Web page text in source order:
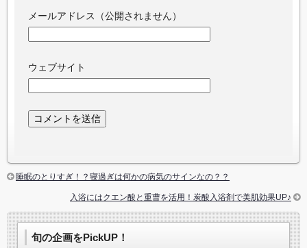
メールアドレス（公開されません）
ウェブサイト
睡眠のとりすぎ！？寝過ぎは何かの病気のサインなの？？
入浴にはクエン酸と重曹を活用！炭酸入浴剤で美肌効果UP♪
旬の企画をPickUP！